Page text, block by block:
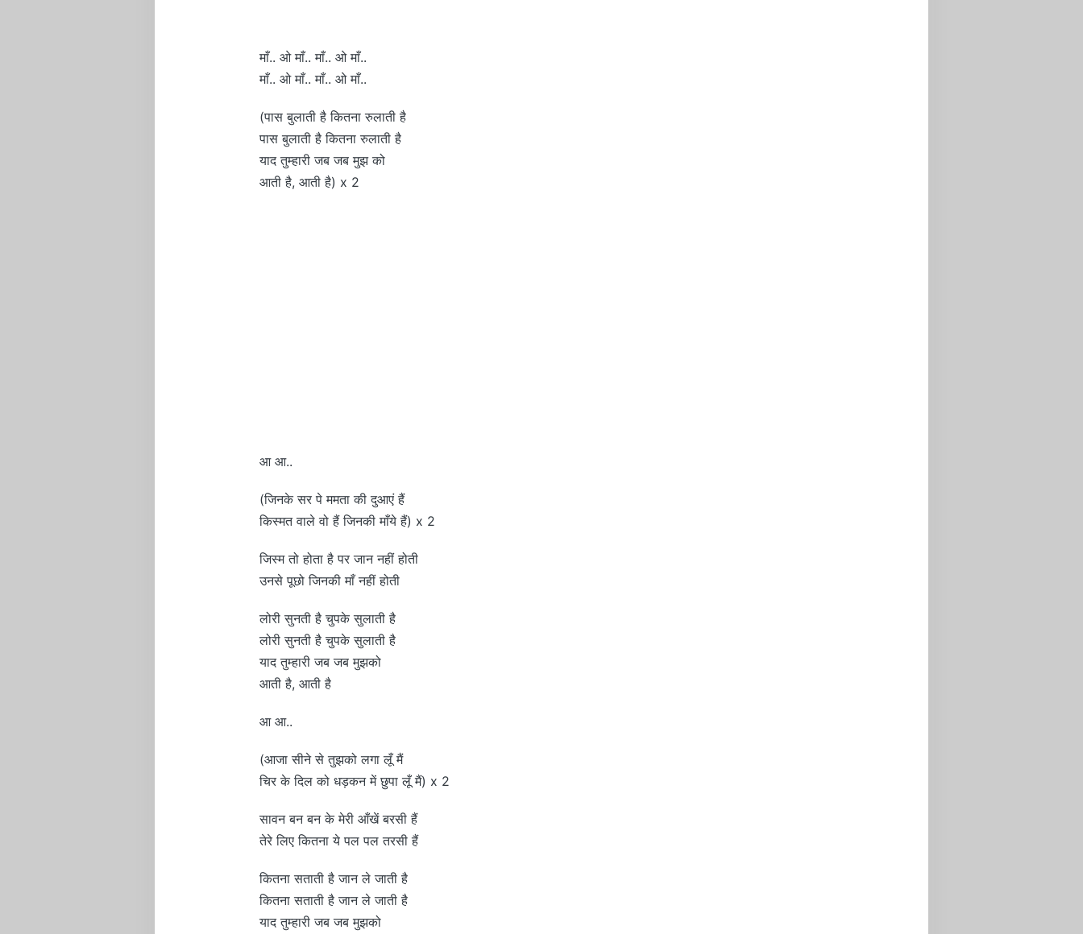
माँ.. ओ माँ.. माँ.. ओ माँ..
माँ.. ओ माँ.. माँ.. ओ माँ..
(पास बुलाती है कितना रुलाती है
पास बुलाती है कितना रुलाती है
याद तुम्हारी जब जब मुझ को
आती है, आती है) x 2
आ आ..
(जिनके सर पे ममता की दुआएं हैं
किस्मत वाले वो हैं जिनकी माँये हैं) x 2
जिस्म तो होता है पर जान नहीं होती
उनसे पूछो जिनकी माँ नहीं होती
लोरी सुनती है चुपके सुलाती है
लोरी सुनती है चुपके सुलाती है
याद तुम्हारी जब जब मुझको
आती है, आती है
आ आ..
(आजा सीने से तुझको लगा लूँ मैं
चिर के दिल को धड़कन में छुपा लूँ मैं) x 2
सावन बन बन के मेरी आँखें बरसी हैं
तेरे लिए कितना ये पल पल तरसी हैं
कितना सताती है जान ले जाती है
कितना सताती है जान ले जाती है
याद तुम्हारी जब जब मुझको